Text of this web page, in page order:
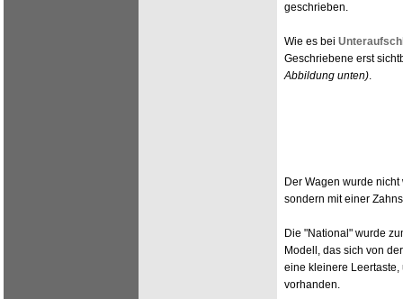
geschrieben.
Wie es bei
Geschriebene erst
Abbildung unten).
Der Wagen wurde
sondern mit einer
Die "National" wurde
Modell, das sich von
eine kleinere
vorhanden.